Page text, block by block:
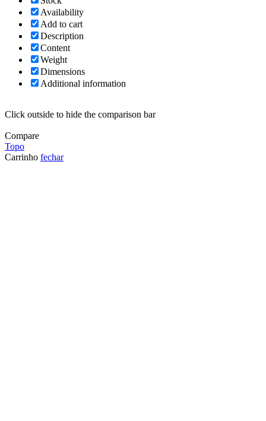
Availability
Add to cart
Description
Content
Weight
Dimensions
Additional information
Click outside to hide the comparison bar
Compare
Topo
Carrinho fechar